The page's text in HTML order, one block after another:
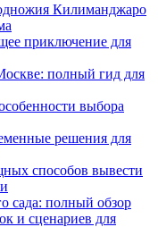
Килиманджаро
приключение для
полный гид для
выбора
решения для
способов вывести
сада: полный обзор
и сценариев для